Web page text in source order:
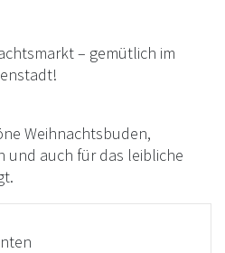
– gemütlich im
Weihnachtsbuden,
und auch für das leibliche